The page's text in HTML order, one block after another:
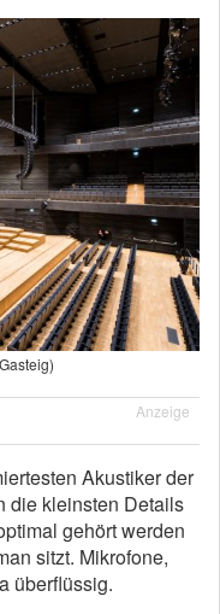
Anzeige
Akustiker der
die kleinsten Details
gehört werden
sitzt. Mikrofone,
überflüssig.